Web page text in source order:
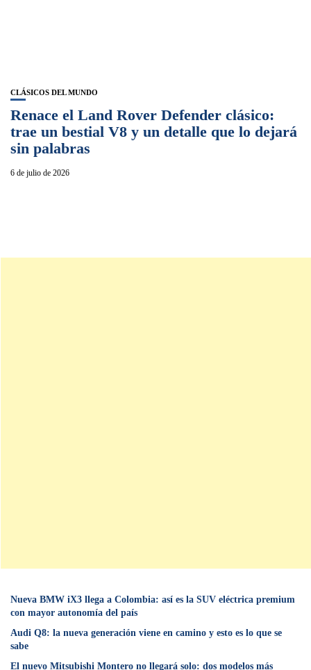
CLÁSICOS DEL MUNDO
Renace el Land Rover Defender clásico:
trae un bestial V8 y un detalle que lo dejará
sin palabras
6 de julio de 2026
Nueva BMW iX3 llega a Colombia: así es la SUV eléctrica premium
con mayor autonomía del país
Audi Q8: la nueva generación viene en camino y esto es lo que se
sabe
⁠El nuevo Mitsubishi Montero no llegará solo: dos modelos más